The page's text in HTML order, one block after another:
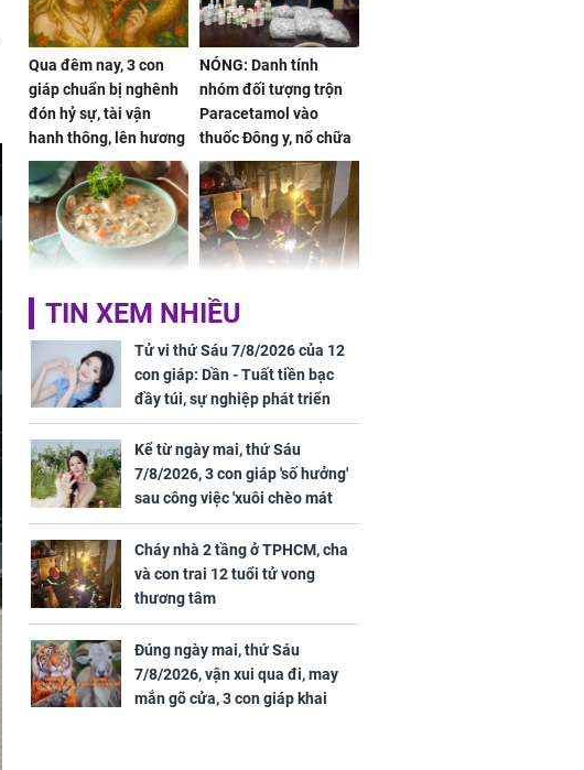
Qua đêm nay, 3 con
giáp chuẩn bị nghênh
đón hỷ sự, tài vận
hanh thông, lên hương
hóa Rồng hóa Phượng,
gom hết may mắn về
nhà
NÓNG: Danh tính
nhóm đối tượng trộn
Paracetamol vào
thuốc Đông y, nổ chữa
bách bệnh
Giá trị sức khỏe và
cách sử dụng đúng
của loại hạt bình dân
Cháy nhà 2 tầng ở
TPHCM, cha và con
trai 12 tuổi tử vong
thương tâm
Chân dung nam diễn
ứng ngược khi than
nghèo
TIN XEM NHIỀU
Tử vi thứ Sáu 7/8/2026 của 12
con giáp: Dần - Tuất tiền bạc
đầy túi, sự nghiệp phát triển
hưng thịnh, Mão - Thân tài lộc
ảm đạm, mọi sự khó thành công
mỹ mãn
Kể từ ngày mai, thứ Sáu
7/8/2026, 3 con giáp 'số hưởng'
sau công việc 'xuôi chèo mát
mái', tiền tài 'thu về như nước',
tình duyên viên mãn
Cháy nhà 2 tầng ở TPHCM, cha
và con trai 12 tuổi tử vong
thương tâm
Đúng ngày mai, thứ Sáu
7/8/2026, vận xui qua đi, may
mắn gõ cửa, 3 con giáp khai